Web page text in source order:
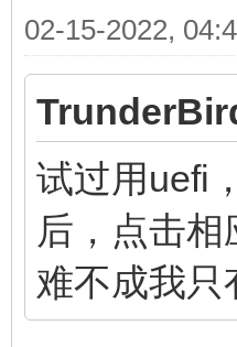
02-15-2022,
试过用uefi
后，点击
难不成我只